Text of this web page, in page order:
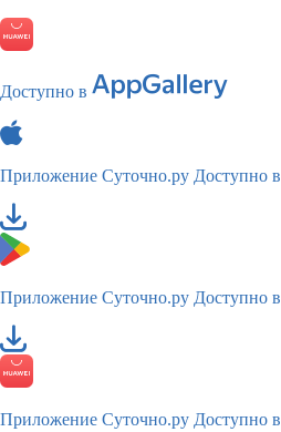
Доступно в
Приложение Суточно.ру Доступно
Приложение Суточно.ру Доступно
Приложение Суточно.ру Доступно